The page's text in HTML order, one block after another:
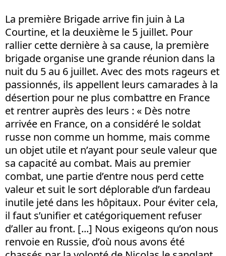
La première Brigade arrive fin juin à La
Courtine, et la deuxième le 5 juillet. Pour
rallier cette dernière à sa cause, la première
brigade organise une grande réunion dans la
nuit du 5 au 6 juillet. Avec des mots rageurs et
passionnés, ils appellent leurs camarades à la
désertion pour ne plus combattre en France
et rentrer auprès des leurs : « Dès notre
arrivée en France, on a considéré le soldat
russe non comme un homme, mais comme
un objet utile et n’ayant pour seule valeur que
sa capacité au combat. Mais au premier
combat, une partie d’entre nous perd cette
valeur et suit le sort déplorable d’un fardeau
inutile jeté dans les hôpitaux. Pour éviter cela,
il faut s’unifier et catégoriquement refuser
d’aller au front. [...] Nous exigeons qu’on nous
renvoie en Russie, d’où nous avons été